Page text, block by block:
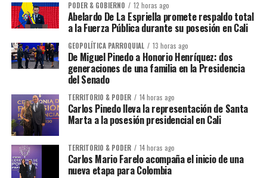
PODER & GOBIERNO 12 horas ago
Abelardo De La Espriella promete respaldo total
a la Fuerza Pública durante su posesión en Cali
GEOPOLÍTICA PARROQUIAL 13 horas ago
De Miguel Pinedo a Honorio Henríquez: dos
generaciones de una familia en la Presidencia
del Senado
TERRITORIO & PODER 14 horas ago
Carlos Pinedo lleva la representación de Santa
Marta a la posesión presidencial en Cali
TERRITORIO & PODER 14 horas ago
Carlos Mario Farelo acompaña el inicio de una
nueva etapa para Colombia